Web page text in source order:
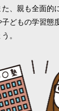
、親も全面的
どもの学習態
。